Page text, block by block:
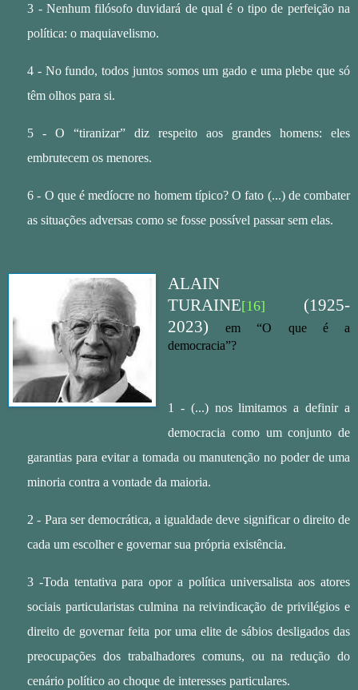
3 - Nenhum filósofo duvidará de qual é o tipo de perfeição na
política: o maquiavelismo.
4 - No fundo, todos juntos somos um gado e uma plebe que só
têm olhos para si.
5 - O “tiranizar” diz respeito aos grandes homens: eles
embrutecem os menores.
6 - O que é medíocre no homem típico? O fato (...) de combater
as situações adversas como se fosse possível passar sem elas.
ALAIN
TURAINE[16]
(1925-
2023)em “O que é a
democracia”?
1 - (...) nos limitamos a definir a
democracia como um conjunto de
garantias para evitar a tomada ou manutenção no poder de uma
minoria contra a vontade da maioria.
2 - Para ser democrática, a igualdade deve significar o direito de
cada um escolher e governar sua própria existência.
3 -Toda tentativa para opor a política universalista aos atores
sociais particularistas culmina na reivindicação de privilégios e
direito de governar feita por uma elite de sábios desligados das
preocupações dos trabalhadores comuns, ou na redução do
cenário político ao choque de interesses particulares.